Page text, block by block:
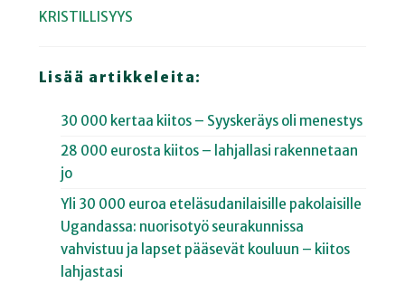
KRISTILLISYYS
Lisää artikkeleita:
30 000 kertaa kiitos – Syyskeräys oli menestys
28 000 eurosta kiitos – lahjallasi rakennetaan
jo
Yli 30 000 euroa eteläsudanilaisille pakolaisille
Ugandassa: nuorisotyö seurakunnissa
vahvistuu ja lapset pääsevät kouluun – kiitos
lahjastasi